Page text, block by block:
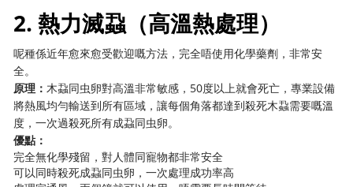
2. 熱力滅蝨（高溫熱處理）
呢種係近年愈來愈受歡迎嘅方法，完全唔使用化學藥劑，非常安
全。
原理：木蝨同虫卵對高溫非常敏感，50度以上就會死亡，專業設備
將熱風均勻輸送到所有區域，讓每個角落都達到殺死木蝨需要嘅溫
度，一次過殺死所有成蝨同虫卵。
優點：
完全無化學殘留，對人體同寵物都非常安全
可以同時殺死成蝨同虫卵，一次處理成功率高